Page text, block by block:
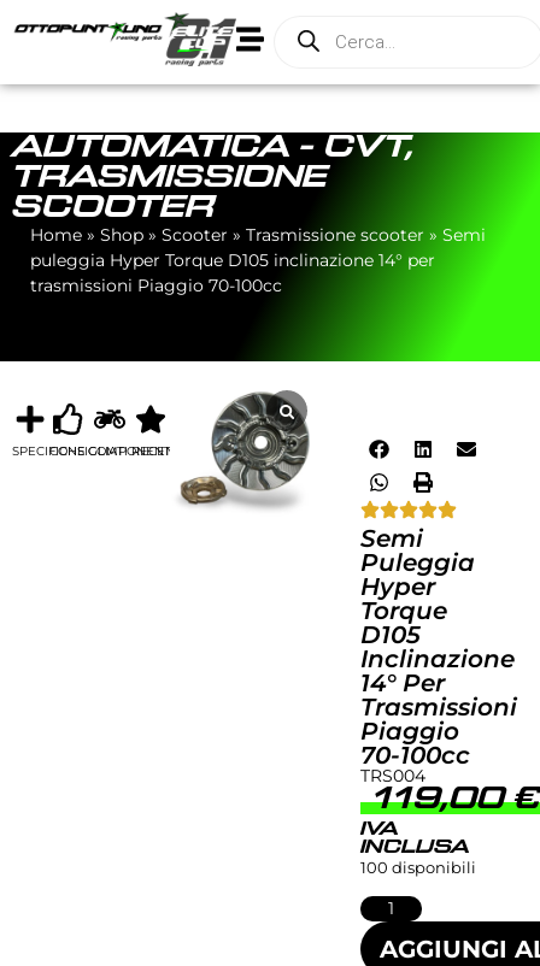
AUTOMATICA - CVT,
TRASMISSIONE
SCOOTER
Home » Shop » Scooter » Trasmissione scooter » Semi
puleggia Hyper Torque D105 inclinazione 14° per
trasmissioni Piaggio 70-100cc
SPECIFICHECONSIGLIATICOMPONENTI
RECENSIONI
Semi
Puleggia
Hyper
Torque
D105
Inclinazione
14° Per
Trasmissioni
Piaggio
70-100cc
TRS004
119,00€
IVA
INCLUSA
100 disponibili
AGGIUNGI